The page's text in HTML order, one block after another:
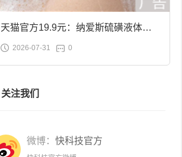
天猫官方19.9元：纳爱斯硫磺液体香
皂2斤大促
2026-07-31 0
关注我们
微博： 快科技官方